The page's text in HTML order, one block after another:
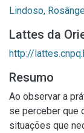
Lindoso,
Lattes da
http://
Resumo
Ao observar a
se perceber que
situações que